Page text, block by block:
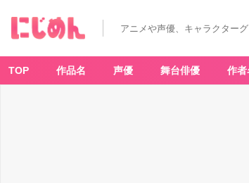
アニメや声優、キャラクター
TOP 作品名 声優 舞台俳優 作者